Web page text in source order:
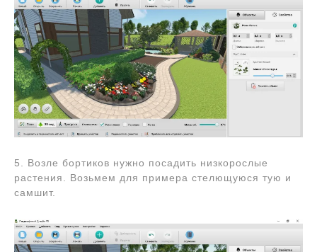
5. Возле бортиков нужно посадить низкорослые
растения. Возьмем для примера стелющуюся тую и
самшит.